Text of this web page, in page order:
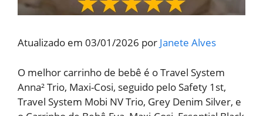
Atualizado em 03/01/2026 por Janete Alves
O melhor carrinho de bebê é o Travel System
Anna² Trio, Maxi-Cosi, seguido pelo Safety 1st,
Travel System Mobi NV Trio, Grey Denim Silver, e